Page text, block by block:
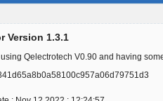
Version 1.3.1
Qelectrotech V0.90 and having